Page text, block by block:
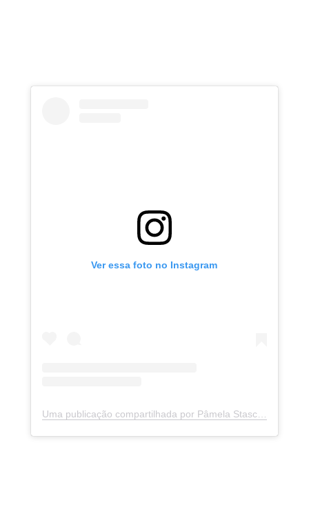
Ver essa foto no Instagram
Uma publicação compartilhada por Pâmela Stasczak Fotografias (@pamelastasczakfotografia)